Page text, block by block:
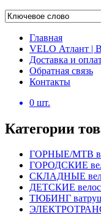
Главная
VELO Атлант |
Доставка и
Обратная связь
Контакты
0 шт.
Категории
ГОРНЫЕ/MTB
ГОРОДСКИЕ
СКЛАДНЫЕ
ДЕТСКИЕ
ТЮБИНГ